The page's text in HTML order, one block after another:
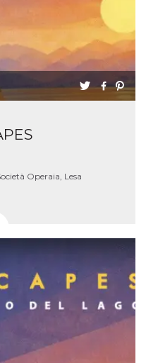
Operaia, Lesa